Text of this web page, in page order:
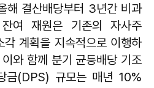
해 결산배당부터 3년간 비과
여 재원은 기존의 자사주
계획을 지속적으로 이행하
와 함께 분기 균등배당 기조
금(DPS) 규모는 매년 10%